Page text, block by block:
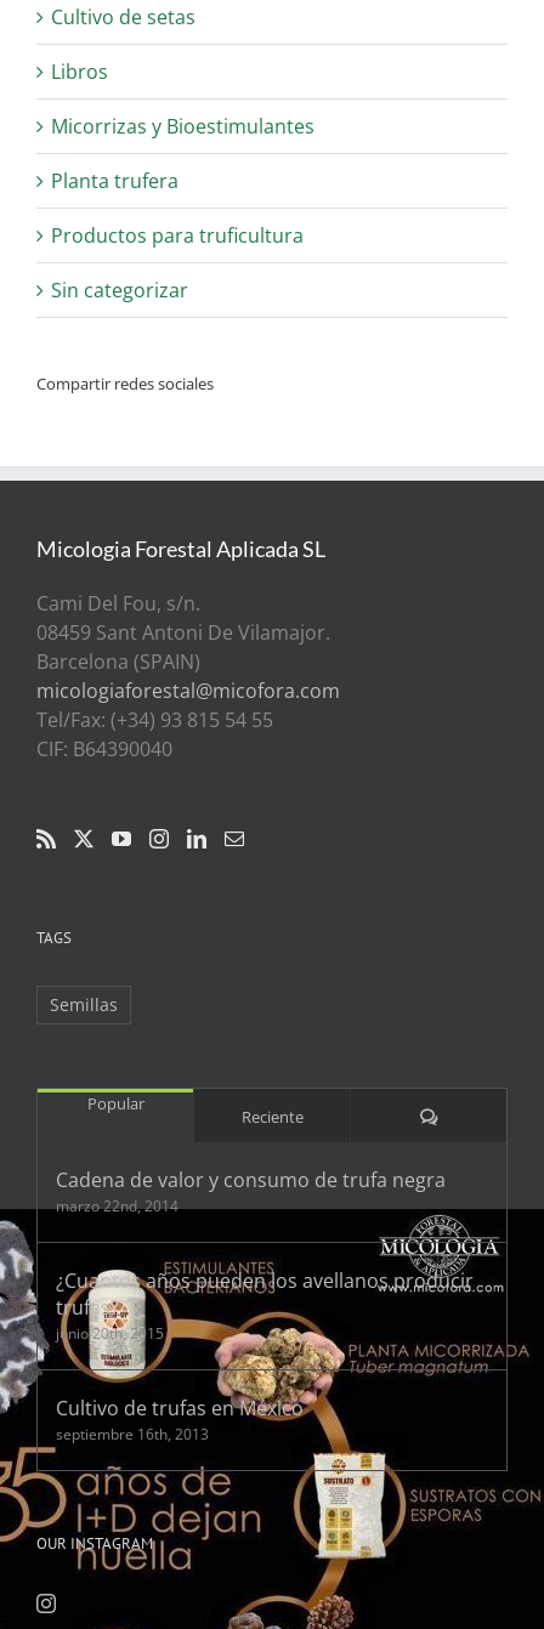
Cultivo de setas
Libros
Micorrizas y Bioestimulantes
Planta trufera
Productos para truficultura
Sin categorizar
Compartir redes sociales
Micologia Forestal Aplicada SL
Cami Del Fou, s/n.
08459 Sant Antoni De Vilamajor.
Barcelona (SPAIN)
micologiaforestal@micofora.com
Tel/Fax: (+34) 93 815 54 55
CIF: B64390040
TAGS
Semillas
Popular
Reciente Comentarios
Cadena de valor y consumo de trufa negra
marzo 22nd, 2014
¿Cuantos años pueden los avellanos producir
trufas?
junio 20th, 2015
Cultivo de trufas en México
septiembre 16th, 2013
OUR INSTAGRAM